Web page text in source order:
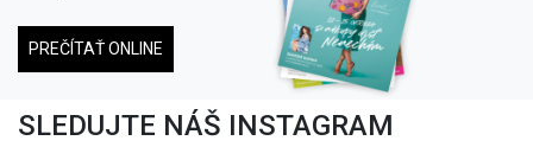
PREČÍTAŤ ONLINE
SLEDUJTE NÁŠ INSTAGRAM